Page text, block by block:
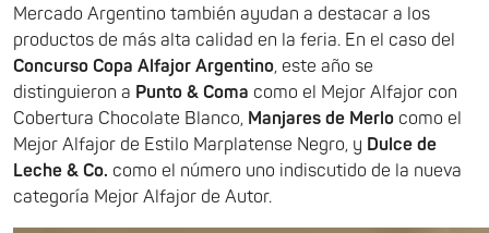
Mercado Argentino también ayudan a destacar a los
productos de más alta calidad en la feria. En el caso del
Concurso Copa Alfajor Argentino, este año se
distinguieron a Punto & Coma como el Mejor Alfajor con
Cobertura Chocolate Blanco, Manjares de Merlo como el
Mejor Alfajor de Estilo Marplatense Negro, y Dulce de
Leche & Co. como el número uno indiscutido de la nueva
categoría Mejor Alfajor de Autor.